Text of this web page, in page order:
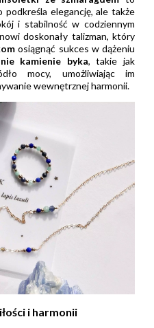
elegancję, ale także
i stabilność w codziennym
doskonały talizman, który
osiągnąć sukces w dążeniu
kamienie byka, takie jak
mocy, umożliwiając im
wewnętrznej harmonii.
i harmonii